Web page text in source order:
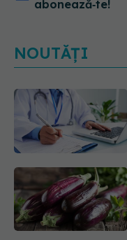
abonează‑te!
NOUTĂȚI